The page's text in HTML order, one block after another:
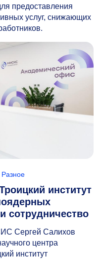
предоставления
услуг, снижающих
Разное
институт
сотрудничество
Сергей Салихов
центра
институт